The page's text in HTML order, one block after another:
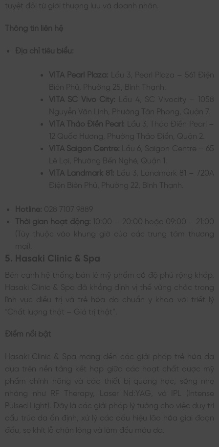
tuyệt đối từ giới thượng lưu và doanh nhân.
Thông tin liên hệ
Địa chỉ tiêu biểu:
VITA Pearl Plaza: Lầu 3, Pearl Plaza – 561 Điện
Biên Phủ, Phường 25, Bình Thạnh.
VITA SC Vivo City: Lầu 4, SC Vivocity – 1058
Nguyễn Văn Linh, Phường Tân Phong, Quận 7.
VITA Thảo Điền Pearl: Lầu 3, Thảo Điền Pearl –
12 Quốc Hương, Phường Thảo Điền, Quận 2.
VITA Saigon Centre:
Lầu 6, Saigon Centre – 65
Lê Lợi, Phường Bến Nghé, Quận 1.
VITA Landmark 81:
Lầu 3, Landmark 81 – 720A
Điện Biên Phủ, Phường 22, Bình Thạnh.
Hotline: 028 7107 9889
Thời gian hoạt động: 10:00 – 20:00 hoặc 09:00 – 21:00
(Tùy thuộc vào khung giờ của các trung tâm thương
mại).
5. Hasaki Clinic & Spa
Bên cạnh hệ thống bán lẻ mỹ phẩm có độ phủ rộng khắp,
Hasaki Clinic & Spa đã khẳng định vị thế vững chắc trong
lĩnh vực điều trị và trẻ hóa da chuẩn y khoa với triết lý
“Chất lượng thật – Giá trị thật”.
Điểm nổi bật
Hasaki Clinic & Spa mang đến các giải pháp trẻ hóa da
dựa trên nền tảng kết hợp giữa các hoạt chất dược mỹ
phẩm chính hãng và các thiết bị quang học, sóng nhẹ
nhàng như RF Therapy, Laser Nd:YAG, và IPL (Intense
Pulsed Light). Đây là các giải pháp lý tưởng cho việc duy trì
cấu trúc da ổn định, xử lý các dấu hiệu lão hóa giai đoạn
đầu, se khít lỗ chân lông và làm đều màu da.